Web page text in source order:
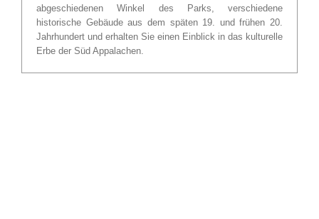
abgeschiedenen Winkel des Parks, verschiedene
historische Gebäude aus dem späten 19. und frühen 20.
Jahrhundert und erhalten Sie einen Einblick in das kulturelle
Erbe der Süd Appalachen.